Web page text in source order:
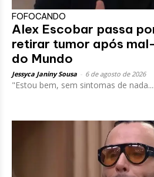
FOFOCANDO
Alex Escobar passa
retirar tumor após
do Mundo
Jessyca Janiny Sousa 6 de agosto de 2026
"Estou bem, sem sintomas de nada....